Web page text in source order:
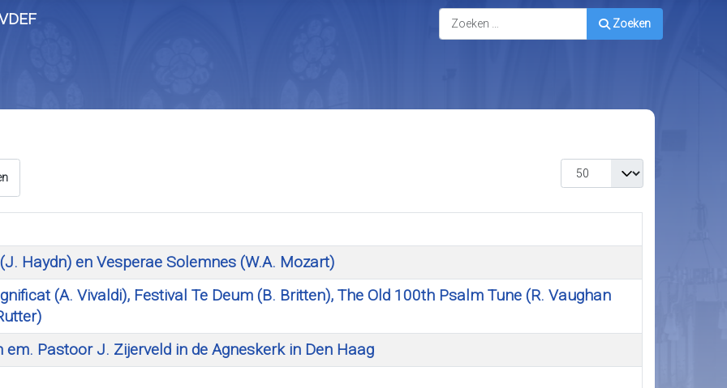
Zoeken Zoeken
Toon #
Haydn) en Vesperae Solemnes (W.A. Mozart)
(A. Vivaldi), Festival Te Deum (B. Britten), The Old 100th Psalm Tune (R. Vaughan
Pastoor J. Zijerveld in de Agneskerk in Den Haag